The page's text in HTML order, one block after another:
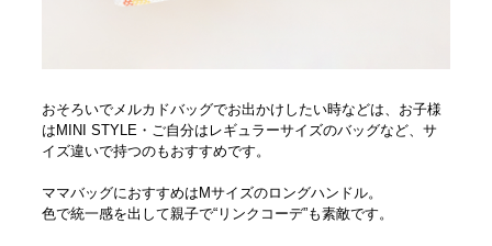
おそろいでメルカドバッグでお出かけしたい時などは、お子様
はMINI STYLE・ご自分はレギュラーサイズのバッグなど、サ
イズ違いで持つのもおすすめです。
ママバッグにおすすめはMサイズのロングハンドル。
色で統一感を出して親子で“リンクコーデ”も素敵です。